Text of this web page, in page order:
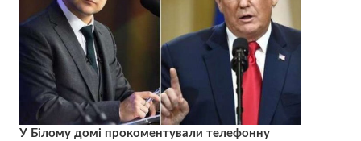
У Білому домі прокоментували телефонну